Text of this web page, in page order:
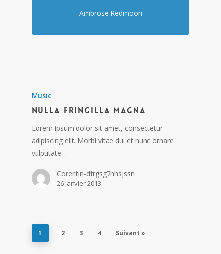
Ambrose Redmoon
Music
Nulla fringilla magna
Lorem ipsum dolor sit amet, consectetur
adipiscing elit. Morbi vitae dui et nunc ornare
vulputate…
Corentin-dfrgsg7hhsjssn
26 janvier 2013
1 2 3 4 Suivant »